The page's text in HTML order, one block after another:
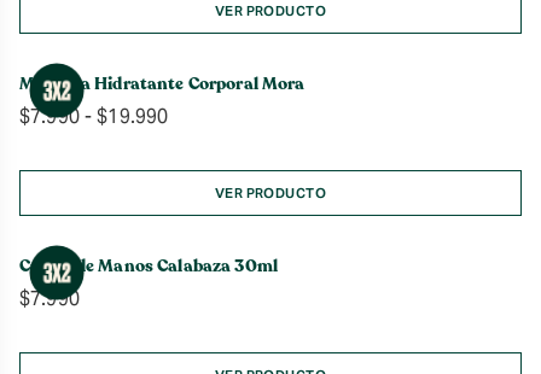
$4.990
$9.990
VER PRODUCTO
Manteca Hidratante Corporal Mora
$7.990- $19.990Rango
precios:
desde
$7.990
$19.990
VER PRODUCTO
Crema de Manos Calabaza 30ml
$7.990